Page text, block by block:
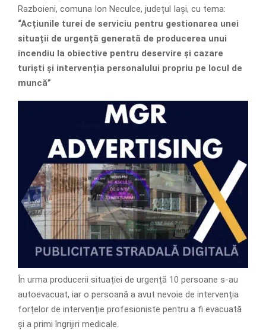
Razboieni, comuna Ion Neculce, județul Iași, cu tema:
“Acțiunile turei de serviciu pentru gestionarea unei
situații de urgență generată de producerea unui
incendiu la obiective pentru deservire și cazare
turiști și intervenția personalului propriu pe locul de
muncă”
În urma producerii situației de urgență 10 persoane s-au
autoevacuat, iar o persoană a avut nevoie de intervenția
forțelor de intervenție profesioniste pentru a fi evacuată
și a primi îngrijiri medicale.